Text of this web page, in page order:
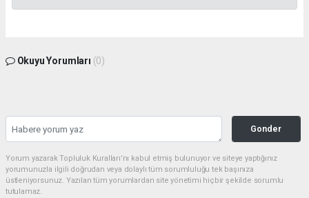
Okuyu Yorumları (0)
Gonder
Yorum yazarak Topluluk Kuralları’nı kabul etmiş bulunuyor ve siteye yaptığınız
yorumunuzla ilgili doğrudan veya dolaylı tüm sorumluluğu tek başınıza
üstleniyorsunuz. Yazılan tüm yorumlardan site yönetimi hiçbir şekilde sorumlu
tutulamaz.